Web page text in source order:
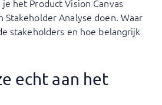
het Product Vision Canvas
Stakeholder Analyse doen. Waar
stakeholders en hoe belangrijk
echt aan het